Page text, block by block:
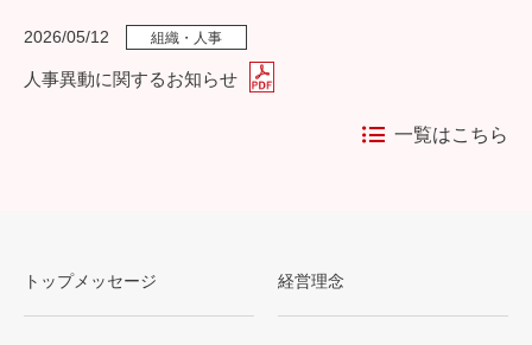
2026/05/12 組織・人事
人事異動に関するお知らせ
一覧はこちら
トップメッセージ 経営理念